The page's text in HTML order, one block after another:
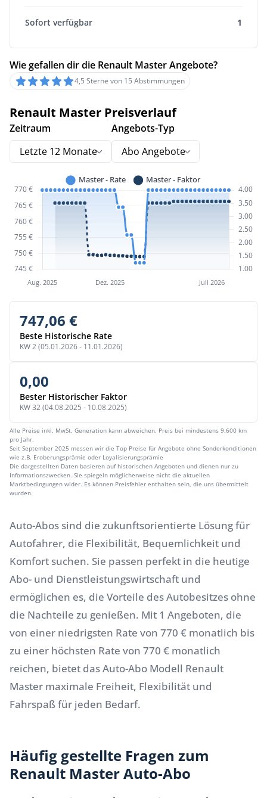
Sofort verfügbar 1
Wie gefallen dir die Renault Master Angebote?
4,5 Sterne von 15 Abstimmungen
Renault Master Preisverlauf
Zeitraum
Letzte 12 Monate
Angebots-Typ
Abo Angebote
747,06 €
Beste Historische Rate
KW 2 (05.01.2026 - 11.01.2026)
0,00
Bester Historischer Faktor
KW 32 (04.08.2025 - 10.08.2025)
Alle Preise inkl. MwSt. Generation kann abweichen. Preis bei mindestens 9.600 km
pro Jahr.
Seit September 2025 messen wir die Top Preise für Angebote ohne Sonderkonditionen
wie z.B. Eroberungsprämie oder Loyalisierungsprämie
Die dargestellten Daten basieren auf historischen Angeboten und dienen nur zu
Informationszwecken. Sie spiegeln möglicherweise nicht die aktuellen
Marktbedingungen wider. Es können Preisfehler enthalten sein, die uns übermittelt
wurden.
Auto-Abos sind die zukunftsorientierte Lösung für
Autofahrer, die Flexibilität, Bequemlichkeit und
Komfort suchen. Sie passen perfekt in die heutige
Abo- und Dienstleistungswirtschaft und
ermöglichen es, die Vorteile des Autobesitzes ohne
die Nachteile zu genießen. Mit 1 Angeboten, die
von einer niedrigsten Rate von 770 € monatlich bis
zu einer höchsten Rate von 770 € monatlich
reichen, bietet das Auto-Abo Modell Renault
Master maximale Freiheit, Flexibilität und
Fahrspaß für jeden Bedarf.
Häufig gestellte Fragen zum
Renault Master Auto-Abo